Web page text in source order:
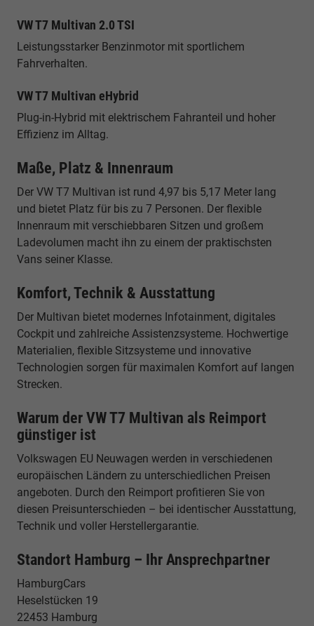
VW T7 Multivan 2.0 TSI
Leistungsstarker Benzinmotor mit sportlichem
Fahrverhalten.
VW T7 Multivan eHybrid
Plug-in-Hybrid mit elektrischem Fahranteil und hoher
Effizienz im Alltag.
Maße, Platz & Innenraum
Der VW T7 Multivan ist rund 4,97 bis 5,17 Meter lang
und bietet Platz für bis zu 7 Personen. Der flexible
Innenraum mit verschiebbaren Sitzen und großem
Ladevolumen macht ihn zu einem der praktischsten
Vans seiner Klasse.
Komfort, Technik & Ausstattung
Der Multivan bietet modernes Infotainment, digitales
Cockpit und zahlreiche Assistenzsysteme. Hochwertige
Materialien, flexible Sitzsysteme und innovative
Technologien sorgen für maximalen Komfort auf langen
Strecken.
Warum der VW T7 Multivan als Reimport
günstiger ist
Volkswagen EU Neuwagen werden in verschiedenen
europäischen Ländern zu unterschiedlichen Preisen
angeboten. Durch den Reimport profitieren Sie von
diesen Preisunterschieden – bei identischer Ausstattung,
Technik und voller Herstellergarantie.
Standort Hamburg – Ihr Ansprechpartner
HamburgCars
Heselstücken 19
22453 Hamburg